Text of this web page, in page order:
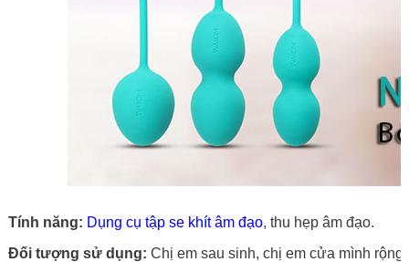
Tính năng: Dụng cụ tập se khít âm đạo, thu hẹp âm đạo.
Đối tượng sử dụng: Chị em sau sinh, chị em cửa mình